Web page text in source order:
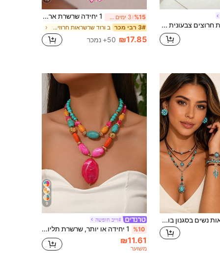
1pc שרשרת חרוצים צבעונית רב-שכבתית בסגנון דופמין לנשים, שרשרת צ'וקר שכבתית מסגסוגת עם תליון לב, מתאימה כמתנה ליום הולדת, יום האם, מסיבת ערב, לבישת מסיבה
%15 3 ימים אחרונים 1 יחידה שרשרת ארוכה כפולה עם חרושי צדף ורוד בסגנון בוהמי וינטג', שרשרת סוודר מתאימה לנשים לחוף הים, חופשה ועיטור יומיומי
3# רבי מכר ב ורוד שרשראות חרוזים לנשים
₪17.85 50+ נמכר
8 יחידות שרשראות נשים בסגנון בוהמי וינטג' עם תליון פרח קקטוס טורקיז, מתאים ללבישה יומית, נסיעות, חופשות ומתנה למסיבה
9
#וייב חופשה
%10 1 יחידה או יותר, שרשרת תליון גדולה מעוצבת באופנה אלגנטית בוהמית רב-צבעית, עשויה פלסטיק בעבודת יד DIY עם חרוצים, מספר סגנונות זמינים, מתאימה לנשים כשרשרת תכשיטים לשכבות, לכל העונות, לחוף הים, לחופשה ולמסיבות, כל דוגמת פלסטיק היא ייחודית, סימני הזרקת שרף הם נורמליים
₪11.61
משוער